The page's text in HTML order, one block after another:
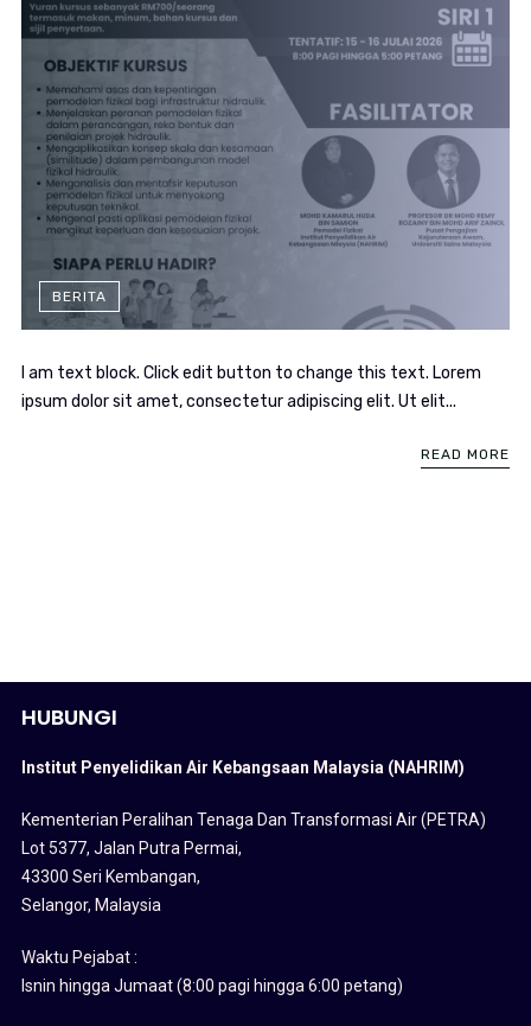
BERITA
I am text block. Click edit button to change this text. Lorem
ipsum dolor sit amet, consectetur adipiscing elit. Ut elit...
READ MORE
HUBUNGI
Institut Penyelidikan Air Kebangsaan Malaysia (NAHRIM)
Kementerian Peralihan Tenaga Dan Transformasi Air (PETRA)
Lot 5377, Jalan Putra Permai,
43300 Seri Kembangan,
Selangor, Malaysia
Waktu Pejabat :
Isnin hingga Jumaat (8:00 pagi hingga 6:00 petang)